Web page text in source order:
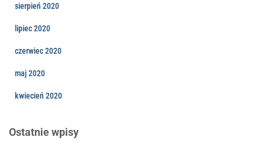
sierpień 2020
lipiec 2020
czerwiec 2020
maj 2020
kwiecień 2020
Ostatnie wpisy